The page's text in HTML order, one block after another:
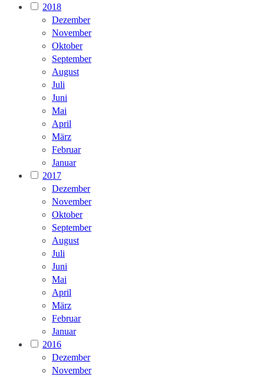
2018
Dezember
November
Oktober
September
August
Juli
Juni
Mai
April
März
Februar
Januar
2017
Dezember
November
Oktober
September
August
Juli
Juni
Mai
April
März
Februar
Januar
2016
Dezember
November